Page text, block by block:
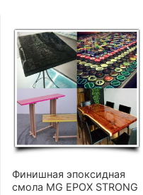
Финишная эпоксидная
смола MG EPOX STRONG